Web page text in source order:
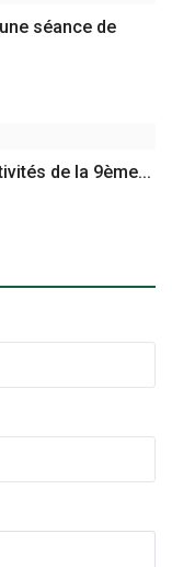
séance de
de la 9ème...